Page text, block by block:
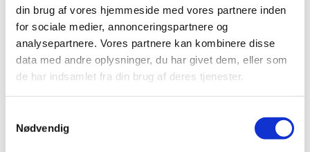
din brug af vores hjemmeside med vores partnere inden
for sociale medier, annonceringspartnere og
analysepartnere. Vores partnere kan kombinere disse
data med andre oplysninger, du har givet dem, eller som
de har indsamlet fra din brug af deres tjenester.
Nødvendig
Alle (2506)
TID
2026 (84)
2025 (158)
2024 (224)